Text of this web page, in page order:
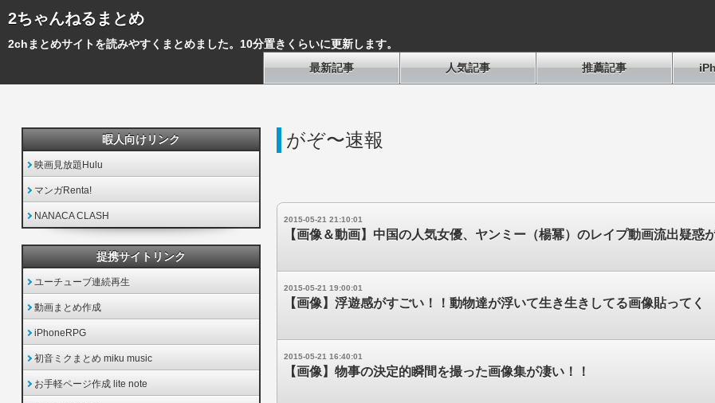
2ちゃんねるまとめ
2chまとめサイトを読みやすくまとめました。10分置きくらいに更新します。
最新記事
人気記事 推薦記事
がぞ〜速報
2015-05-21 21:10:01
【画像＆動画】中国の人気女優、ヤンミー（楊冪）のレイプ動画流出疑惑
2015-05-21 19:00:01
【画像】浮遊感がすごい！！動物達が浮いて生き生きしてる画像貼ってく
2015-05-21 16:40:01
【画像】物事の決定的瞬間を撮った画像集が凄い！！
暇人向けリンク
映画見放題Hulu
マンガRenta!
NANACA CLASH
提携サイトリンク
ユーチューブ連続再生
動画まとめ作成
iPhoneRPG
初音ミクまとめ miku music
お手軽ページ作成 lite note